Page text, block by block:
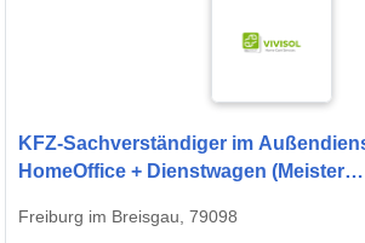
KFZ-Sachverständiger im
HomeOffice + Dienstwagen (Meister
Freiburg im Breisgau, 79098